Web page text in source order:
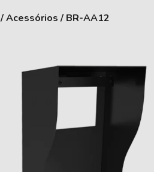
/Acessórios / BR-AA12